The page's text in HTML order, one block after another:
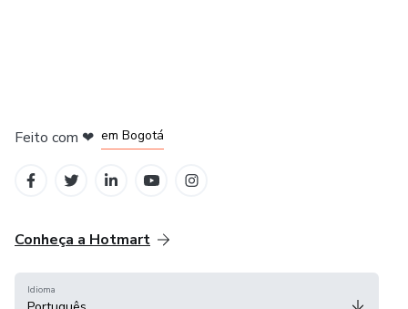
Feito com ❤ em Bogotá
Conheça a Hotmart
Idioma